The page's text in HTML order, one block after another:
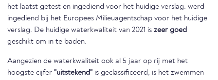
het laatst getest en ingediend voor het huidige verslag. werd
ingediend bij het Europees Milieuagentschap voor het huidige
verslag. De huidige waterkwaliteit van 2021 is zeer goed
geschikt om in te baden.
Aangezien de waterkwaliteit ook al 5 jaar op rij met het
hoogste cijfer "uitstekend" is geclassificeerd, is het zwemmen